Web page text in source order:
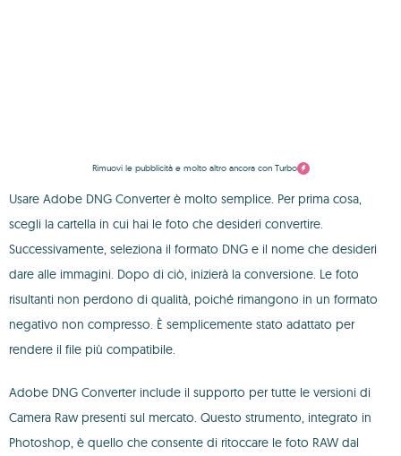
Rimuovi le pubblicità e molto altro ancora con Turbo
Usare Adobe DNG Converter è molto semplice. Per prima cosa,
scegli la cartella in cui hai le foto che desideri convertire.
Successivamente, seleziona il formato DNG e il nome che desideri
dare alle immagini. Dopo di ciò, inizierà la conversione. Le foto
risultanti non perdono di qualità, poiché rimangono in un formato
negativo non compresso. È semplicemente stato adattato per
rendere il file più compatibile.
Adobe DNG Converter include il supporto per tutte le versioni di
Camera Raw presenti sul mercato. Questo strumento, integrato in
Photoshop, è quello che consente di ritoccare le foto RAW dal